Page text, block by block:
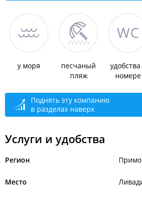
у моря
песчаный
пляж
номере
Поднять эту компанию
в разделах наверх
Услуги и удобства
Регион
Место